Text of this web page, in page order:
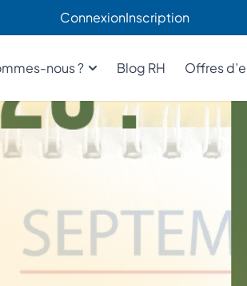
ConnexionInscription
nous ? Blog RH Offres